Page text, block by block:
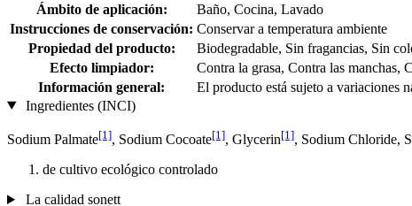
Ámbito de aplicación:
Baño, Cocina, Lavado
Instrucciones de conservación: Conservar a temperatura ambiente
Propiedad del producto:
Biodegradable, Sin fragancias, Sin
Efecto limpiador:
Contra la grasa, Contra las manchas,
Información general:
El producto está sujeto a variaciones
Ingredientes (INCI)
Sodium Palmate[1], Sodium Cocoate[1], Glycerin[1], Sodium Chloride,
de cultivo ecológico controlado
La calidad sonett